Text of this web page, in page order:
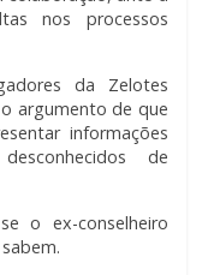
nos processos
da Zelotes
argumento de que
informações
de
o ex-conselheiro